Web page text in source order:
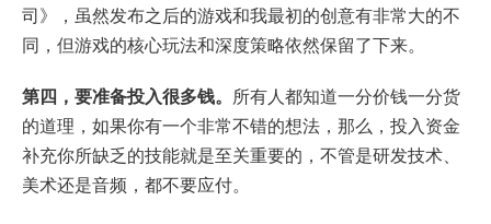
司》，虽然发布之后的游戏和我最初的创意有非常大的不
同，但游戏的核心玩法和深度策略依然保留了下来。
第四，要准备投入很多钱。 所有人都知道一分价钱一分货
的道理，如果你有一个非常不错的想法，那么，投入资金
补充你所缺乏的技能就是至关重要的，不管是研发技术、
美术还是音频，都不要应付。